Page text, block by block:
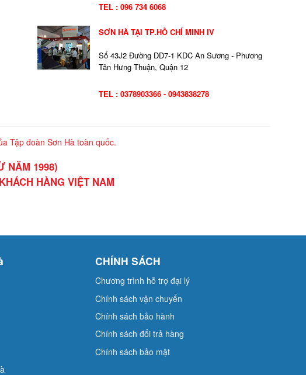
TEL : 096 734 6068
SƠN HÀ TẠI TP.HỒ CHÍ MINH IV
Số 43J2 Đường DD7-1 KDC An Sương - Phương
Tân Hưng Thuận, Quận 12
TEL : 0378903366 - 0943838278
Tập đoàn Sơn Hà toàn quốc.
NĂM 1998)
HÀNG VIỆT NAM
CHÍNH SÁCH
Chương trình hỗ trợ đại lý
Chính sách vận chuyển
Chính sách bảo hành
Chính sách đổi trả hàng
Chính sách bảo mật